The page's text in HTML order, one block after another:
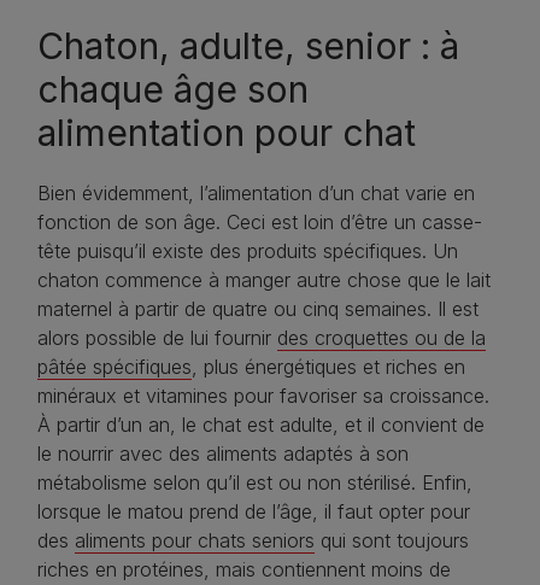
Chaton, adulte, senior : à
chaque âge son
alimentation pour chat
Bien évidemment, l’alimentation d’un chat varie en
fonction de son âge. Ceci est loin d’être un casse-
tête puisqu’il existe des produits spécifiques. Un
chaton commence à manger autre chose que le lait
maternel à partir de quatre ou cinq semaines. Il est
alors possible de lui fournir des croquettes ou de la
pâtée spécifiques, plus énergétiques et riches en
minéraux et vitamines pour favoriser sa croissance.
À partir d’un an, le chat est adulte, et il convient de
le nourrir avec des aliments adaptés à son
métabolisme selon qu’il est ou non stérilisé. Enfin,
lorsque le matou prend de l’âge, il faut opter pour
des aliments pour chats seniors qui sont toujours
riches en protéines, mais contiennent moins de